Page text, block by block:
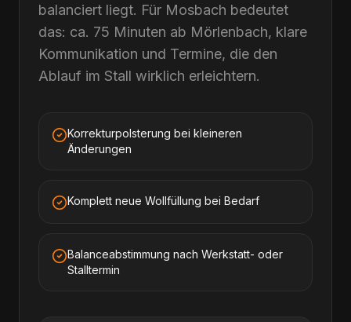
balanciert liegt. Für Mosbach bedeutet
das: ca. 75 Minuten ab Mörlenbach, klare
Kommunikation und Termine, die den
Ablauf im Stall wirklich erleichtern.
Korrekturpolsterung bei kleineren
Änderungen
Komplett neue Wollfüllung bei Bedarf
Balanceabstimmung nach Werkstatt- oder
Stalltermin